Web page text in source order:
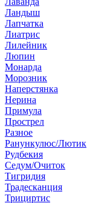
Ландыш
Лапчатка
Лиатрис
Лилейник
Люпин
Монарда
Морозник
Наперстянка
Нерина
Примула
Прострел
Разное
Ранункулюс/Лютик
Рудбекия
Седум/Очиток
Тигридия
Традесканция
Трициртис